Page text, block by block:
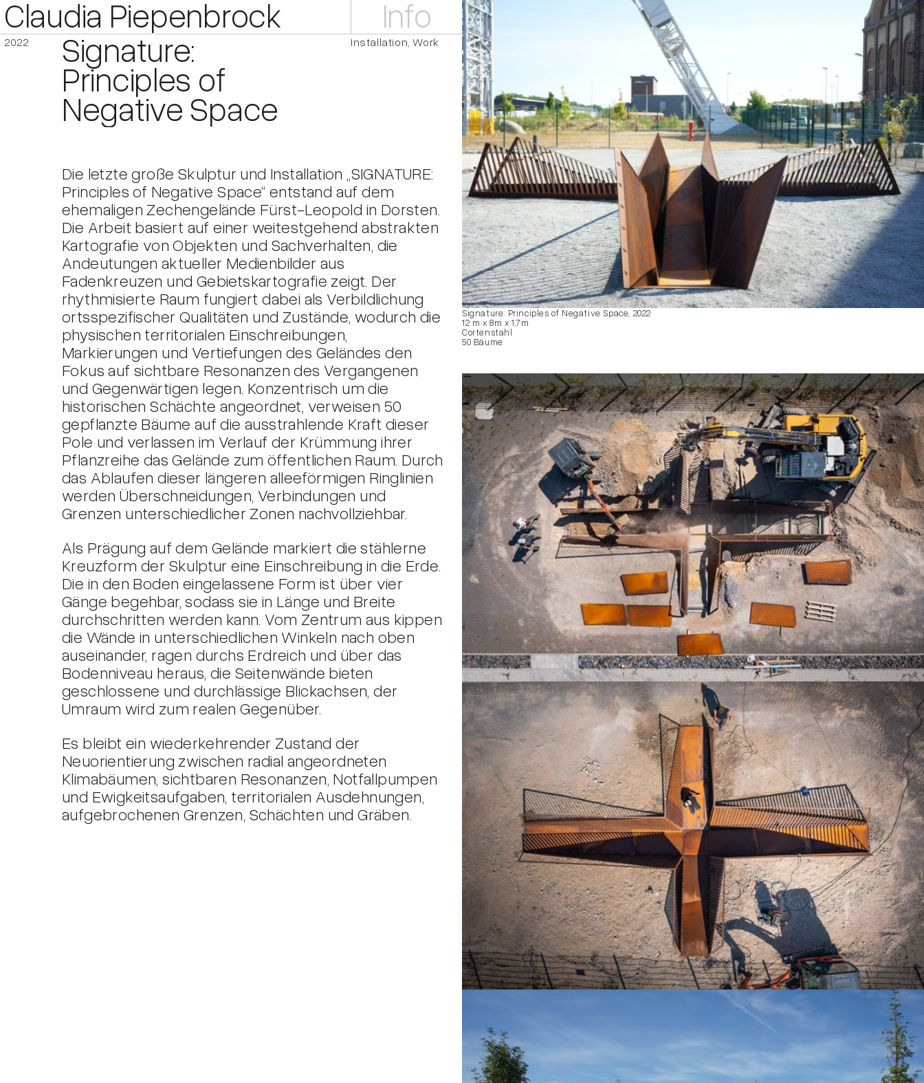
Claudia Piepenbrock Info
2022 Signature:
Principles of
Negative Space
Installation Work
Die letzte große Skulptur und Installation „SIGNATURE:
Principles of Negative Space“ entstand auf dem
ehemaligen Zechengelände Fürst-Leopold in Dorsten.
Die Arbeit basiert auf einer weitestgehend abstrakten
Kartografie von Objekten und Sachverhalten, die
Andeutungen aktueller Medienbilder aus
Fadenkreuzen und Gebietskartografie zeigt. Der
rhythmisierte Raum fungiert dabei als Verbildlichung
ortsspezifischer Qualitäten und Zustände, wodurch die
physischen territorialen Einschreibungen,
Markierungen und Vertiefungen des Geländes den
Fokus auf sichtbare Resonanzen des Vergangenen
und Gegenwärtigen legen. Konzentrisch um die
historischen Schächte angeordnet, verweisen 50
gepflanzte Bäume auf die ausstrahlende Kraft dieser
Pole und verlassen im Verlauf der Krümmung ihrer
Pflanzreihe das Gelände zum öffentlichen Raum. Durch
das Ablaufen dieser längeren alleeförmigen Ringlinien
werden Überschneidungen, Verbindungen und
Grenzen unterschiedlicher Zonen nachvollziehbar.
Als Prägung auf dem Gelände markiert die stählerne
Kreuzform der Skulptur eine Einschreibung in die Erde.
Die in den Boden eingelassene Form ist über vier
Gänge begehbar, sodass sie in Länge und Breite
durchschritten werden kann. Vom Zentrum aus kippen
die Wände in unterschiedlichen Winkeln nach oben
auseinander, ragen durchs Erdreich und über das
Bodenniveau heraus, die Seitenwände bieten
geschlossene und durchlässige Blickachsen, der
Umraum wird zum realen Gegenüber.
Es bleibt ein wiederkehrender Zustand der
Neuorientierung zwischen radial angeordneten
Klimabäumen, sichtbaren Resonanzen, Notfallpumpen
und Ewigkeitsaufgaben, territorialen Ausdehnungen,
aufgebrochenen Grenzen, Schächten und Gräben.
Signature: Principles of Negative Space, 2022
12 m x 8m x 1,7m
Cortenstahl
50 Bäume